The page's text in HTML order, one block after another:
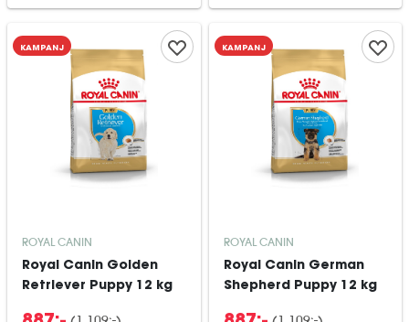
KAMPANJ
ROYAL CANIN
Royal Canin Golden
Retriever Puppy 12 kg
KAMPANJ
ROYAL CANIN
Royal Canin German
Shepherd Puppy 12 kg